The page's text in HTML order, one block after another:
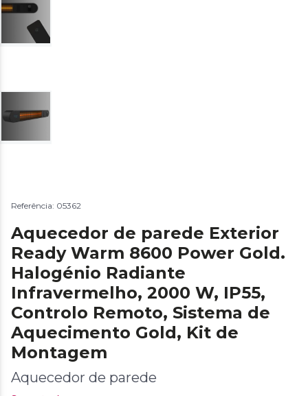
Referência: 05362
Aquecedor de parede Exterior
Ready Warm 8600 Power Gold.
Halogénio Radiante
Infravermelho, 2000 W, IP55,
Controlo Remoto, Sistema de
Aquecimento Gold, Kit de
Montagem
Aquecedor de parede